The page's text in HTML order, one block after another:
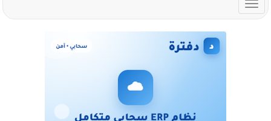
Toggle
navigation